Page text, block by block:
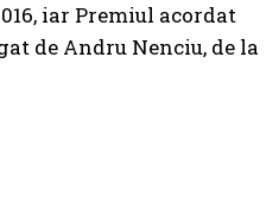
iar Premiul acordat
de Andru Nenciu, de la